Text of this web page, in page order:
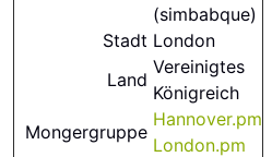
(‎simbabque‎)
Stadt London
Land
Vereinigtes
Königreich
Mongergruppe
Hannover.pm
London.pm